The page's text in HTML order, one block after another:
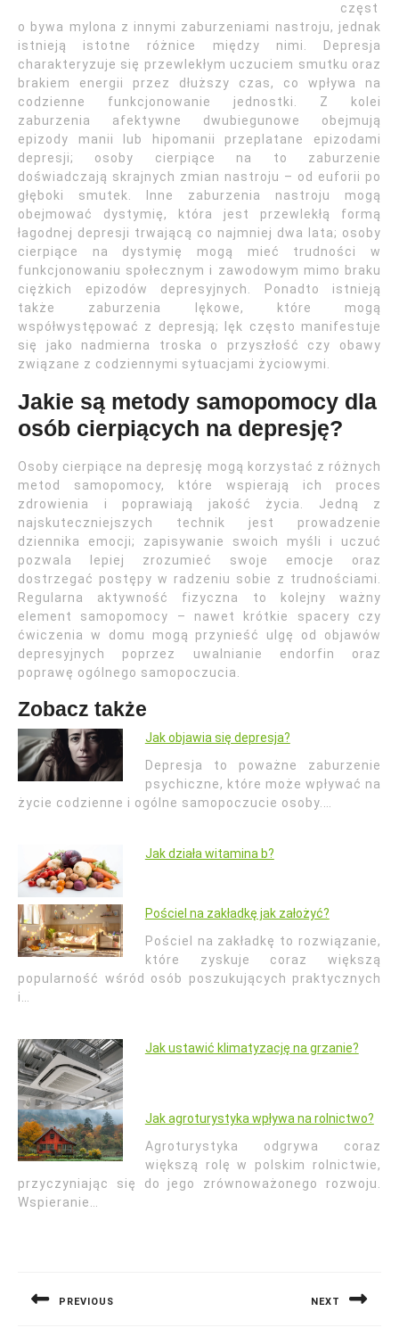
częst
o bywa mylona z innymi zaburzeniami nastroju, jednak
istnieją istotne różnice między nimi. Depresja
charakteryzuje się przewlekłym uczuciem smutku oraz
brakiem energii przez dłuższy czas, co wpływa na
codzienne funkcjonowanie jednostki. Z kolei
zaburzenia afektywne dwubiegunowe obejmują
epizody manii lub hipomanii przeplatane epizodami
depresji; osoby cierpiące na to zaburzenie
doświadczają skrajnych zmian nastroju – od euforii po
głęboki smutek. Inne zaburzenia nastroju mogą
obejmować dystymię, która jest przewlekłą formą
łagodnej depresji trwającą co najmniej dwa lata; osoby
cierpiące na dystymię mogą mieć trudności w
funkcjonowaniu społecznym i zawodowym mimo braku
ciężkich epizodów depresyjnych. Ponadto istnieją
także zaburzenia lękowe, które mogą
współwystępować z depresją; lęk często manifestuje
się jako nadmierna troska o przyszłość czy obawy
związane z codziennymi sytuacjami życiowymi.
Jakie są metody samopomocy dla
osób cierpiących na depresję?
Osoby cierpiące na depresję mogą korzystać z różnych
metod samopomocy, które wspierają ich proces
zdrowienia i poprawiają jakość życia. Jedną z
najskuteczniejszych technik jest prowadzenie
dziennika emocji; zapisywanie swoich myśli i uczuć
pozwala lepiej zrozumieć swoje emocje oraz
dostrzegać postępy w radzeniu sobie z trudnościami.
Regularna aktywność fizyczna to kolejny ważny
element samopomocy – nawet krótkie spacery czy
ćwiczenia w domu mogą przynieść ulgę od objawów
depresyjnych poprzez uwalnianie endorfin oraz
poprawę ogólnego samopoczucia.
Zobacz także
Jak objawia się depresja?
Depresja to poważne zaburzenie
psychiczne, które może wpływać na
życie codzienne i ogólne samopoczucie osoby.…
Jak działa witamina b?
Pościel na zakładkę jak założyć?
Pościel na zakładkę to rozwiązanie,
które zyskuje coraz większą
popularność wśród osób poszukujących praktycznych
i…
Jak ustawić klimatyzację na grzanie?
Jak agroturystyka wpływa na rolnictwo?
Agroturystyka odgrywa coraz
większą rolę w polskim rolnictwie,
przyczyniając się do jego zrównoważonego rozwoju.
Wspieranie…
PREVIOUS NEXT